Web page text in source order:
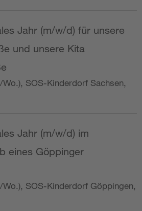
Jahr (m/w/d) für unsere
und unsere Kita
SOS-Kinderdorf Sachsen,
Jahr (m/w/d) im
eines Göppinger
Wo.), SOS-Kinderdorf Göppingen,